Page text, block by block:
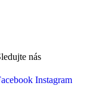
nás
Instagram